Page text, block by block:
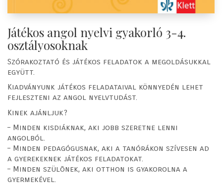
Játékos angol nyelvi gyakorló 3-4.
osztályosoknak
Szórakoztató és játékos feladatok a megoldásukkal
együtt.
Kiadványunk játékos feladataival könnyedén lehet
fejleszteni az angol nyelvtudást.
Kinek ajánljuk?
– Minden kisdiáknak, aki jobb szeretne lenni
angolból.
– Minden pedagógusnak, aki a tanórákon szívesen ad
a gyerekeknek játékos feladatokat.
– Minden szülõnek, aki otthon is gyakorolna a
gyermekével.